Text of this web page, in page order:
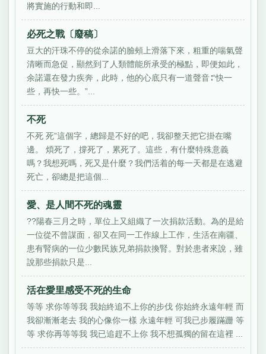
將實施的行動和即...
必死之戰〔廢稿〕
豆大的汗珠不停的從余諾的臉頰上滑落下來，粗重的喘氣聲
清晰而急促，顯然到了人類體能所承受的極點，即便如此，
余諾還在發力疾奔，此時，他的心底只有一道聲音∶“快一
些，再快一些。”...
不死
不死 死”這個字，總歸是不好的吧，我卻整天把它掛在嘴
邊。 煩死了，撐死了，累死了。這些，有什麼特殊意義
嗎？我想死嗎，死又是什麼？我們活着的每一天都是在逃避
死亡，卻總是把這個...
愛、是人間不死的魂靈
??陽春三月之時，單位上又組織了一次捐款活動。為的是給
一位從不曾謀面，卻又在同一工作線上工作，生活在南疆、
患有腎病的一位少數民族兄弟捐款換腎。對於患者來說，雖
說那些捐款只是...
活在愛里感受不死的生命
等等 求你等等我 我始終追不上你的步伐 你始終永遠年輕 而
我卻漸漸老去 我的心像你一樣 永遠年輕 可我已步履蹣跚 等
等 求你再等等我 我已追趕不上你 我不想孤獨的留在這裡 ...